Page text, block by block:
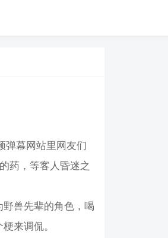
弹幕网站里网友们
药，等客人昏迷之
兽先辈的角色，喝
来调侃。